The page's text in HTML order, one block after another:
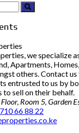
we specialize
Apartments,
others. Contact
entrusted to us by
sell on their behalf.
Room 5, Garden
66 88 22